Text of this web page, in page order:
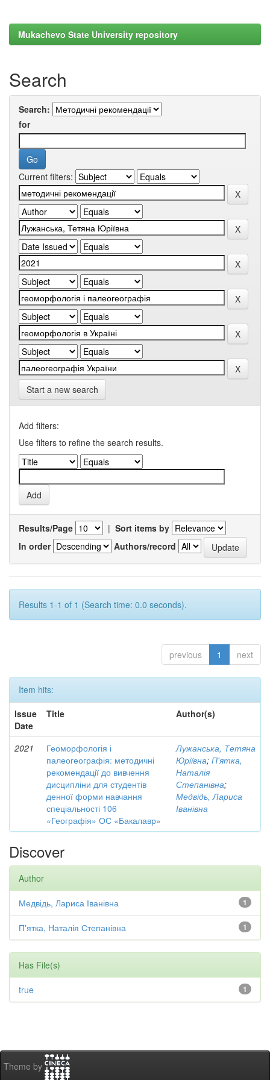
Mukachevo State University repository
Search
Search:
for
Current filters:
Start a new search
Add filters:
Use filters to refine the search results.
Results/Page | Sort items by
In order
Authors/record
Results 1-1 of 1 (Search time: 0.0 seconds).
previous 1 next
Item hits:
Issue
Date
Title Author(s)
2021
Геоморфологія і
палеогеографія: методичні
рекомендації до вивчення
дисципліни для студентів
денної форми навчання
спеціальності 106
«Географія» ОС «Бакалавр»
Лужанська, Тетяна
Юріївна; П'ятка,
Наталія
Степанівна;
Медвідь, Лариса
Іванівна
Discover
Author
1
Медвідь, Лариса Іванівна
1
П'ятка, Наталія Степанівна
Has File(s)
1
true
Theme by